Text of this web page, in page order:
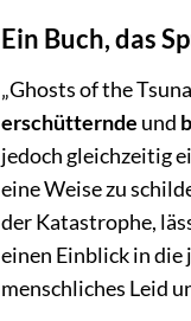
Ein Buch, das
„Ghosts of the
erschütternde und
jedoch gleichzeitig
eine Weise zu
der Katastrophe,
einen Einblick in die
menschliches Leid